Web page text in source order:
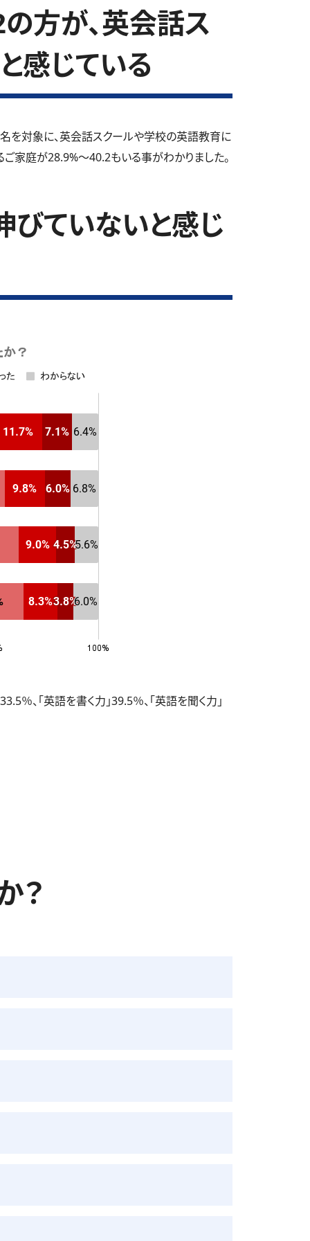
方が、英会話ス
感じている
を対象に、英会話スクールや学校の英語教育に
ご家庭が28.9%～40.2もいる事がわかりました。
びていないと感じ
、「英語を書く力」39.5％、「英語を聞く力」
？